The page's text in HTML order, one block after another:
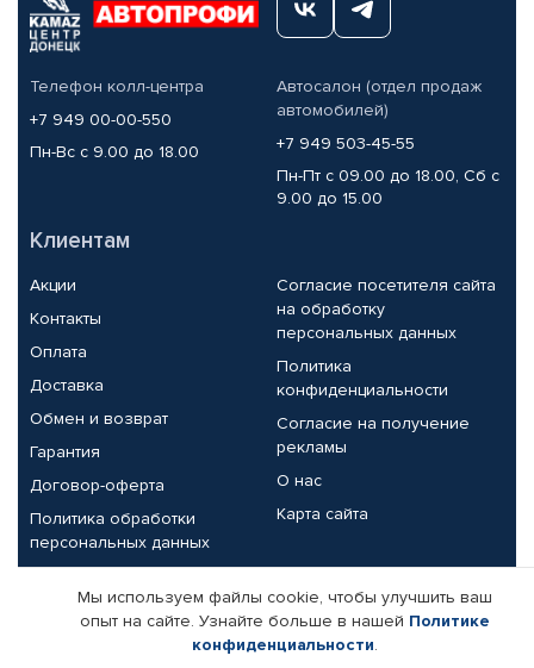
Телефон колл-центра
+7 949 00-00-550
Пн-Вс с 9.00 до 18.00
Автосалон (отдел продаж
автомобилей)
+7 949 503-45-55
Пн-Пт с 09.00 до 18.00, Сб с
9.00 до 15.00
Клиентам
Акции
Контакты
Оплата
Доставка
Обмен и возврат
Гарантия
Договор-оферта
Политика обработки
персональных данных
Согласие посетителя сайта
на обработку
персональных данных
Политика
конфиденциальности
Согласие на получение
рекламы
О нас
Карта сайта
Партнерам
Корпоративным клиентам
Реквизиты компании
Мы используем файлы cookie, чтобы улучшить ваш
опыт на сайте. Узнайте больше в нашей Политике
конфиденциальности.